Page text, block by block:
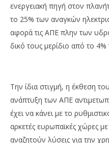
ενεργειακή πηγή στον
το 25% των αναγκών
αφορά τις ΑΠΕ πλην των
δικό τους μερίδιο από το
Την ίδια στιγμή, η έκθεση
ανάπτυξη των ΑΠΕ
έχει να κάνει με το
αρκετές ευρωπαϊκές χώρες
αναζητούν λύσεις για την